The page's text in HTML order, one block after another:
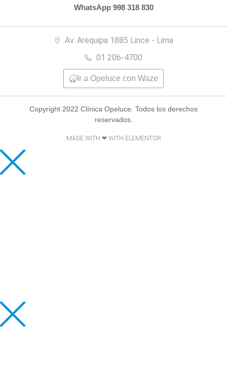
WhatsApp 998 318 830
Av. Arequipa 1885 Lince - Lima
01 206-4700
Ir a Opeluce con Waze
Copyright 2022 Clínica Opeluce. Todos los derechos
reservados.
MADE WITH ❤ WITH ELEMENTOR​